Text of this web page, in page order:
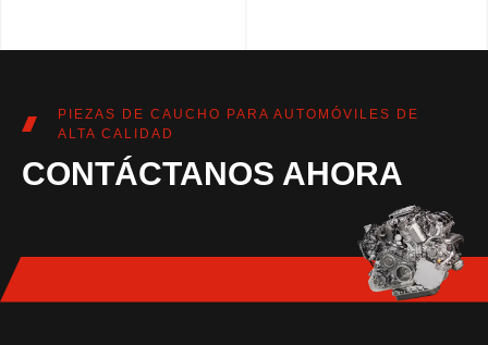
PIEZAS DE CAUCHO PARA AUTOMÓVILES DE
ALTA CALIDAD
CONTÁCTANOS AHORA